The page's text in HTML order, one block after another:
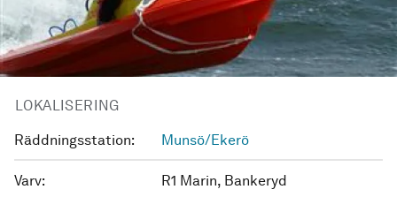
LOKALISERING
Räddningsstation: Munsö/Ekerö
Varv: R1 Marin, Bankeryd